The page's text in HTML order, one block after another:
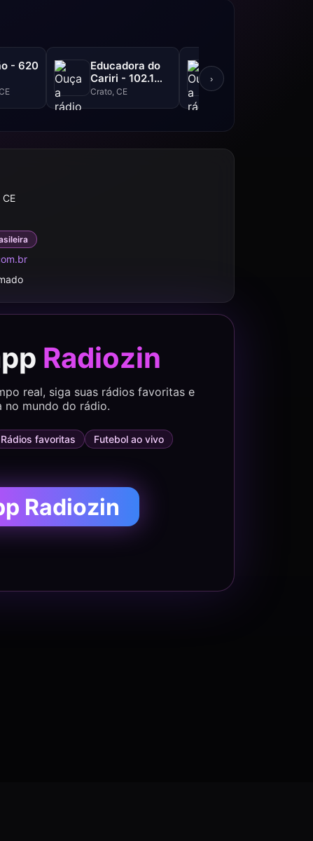
- 620
Educadora do
Cariri - 102.1
FM
Crato, CE
105.3 FM
›
Radiozin
real, siga suas rádios favoritas e
no mundo do rádio.
Rádios favoritas
Futebol ao vivo
Radiozin